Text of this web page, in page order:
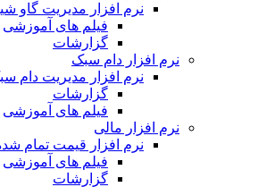
نرم افزار مدیریت گاو شیری نسخه ۲۰۰ راس ،
فیلم های آموزشی
گزارشات
نرم افزار دام سبک
نرم افزار مدیریت دام سبک نسخه ۲۰۰ راس ،
گزارشات
فیلم های آموزشی
نرم افزار مالی
نرم افزار قیمت تمام
فیلم های آموزشی
گزارشات